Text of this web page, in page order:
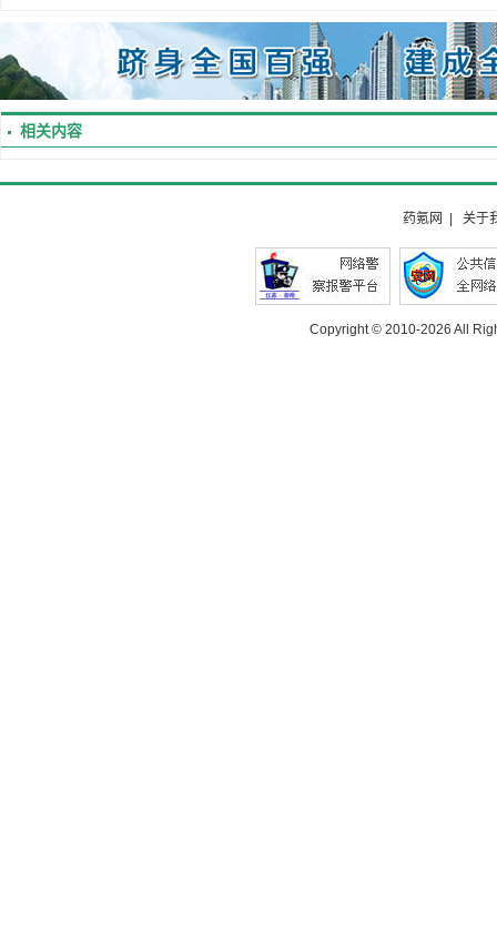
相关内容
药氪网 | 关于
Copyright © 2010-2026 All